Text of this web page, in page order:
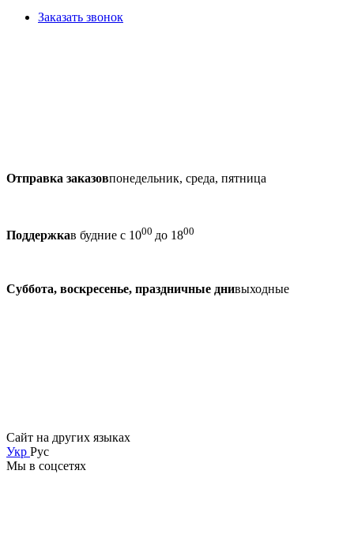
Заказать звонок
Отправка заказовпонедельник, среда, пятница
Поддержкав будние с 1000 до 1800
Суббота, воскресенье, праздничные днивыходные
Сайт на других языках
Укр Рус
Мы в соцсетях